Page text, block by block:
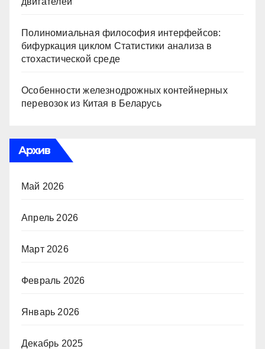
Полиномиальная философия интерфейсов:
бифуркация циклом Статистики анализа в
стохастической среде
Особенности железнодрожных контейнерных
перевозок из Китая в Беларусь
Архив
Май 2026
Апрель 2026
Март 2026
Февраль 2026
Январь 2026
Декабрь 2025